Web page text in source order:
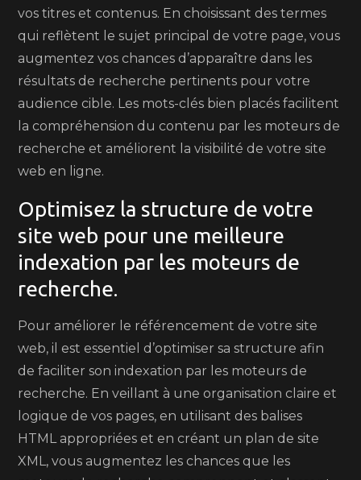
vos titres et contenus. En choisissant des termes
qui reflètent le sujet principal de votre page, vous
augmentez vos chances d’apparaître dans les
résultats de recherche pertinents pour votre
audience cible. Les mots-clés bien placés facilitent
la compréhension du contenu par les moteurs de
recherche et améliorent la visibilité de votre site
web en ligne.
Optimisez la structure de votre
site web pour une meilleure
indexation par les moteurs de
recherche.
Pour améliorer le référencement de votre site
web, il est essentiel d’optimiser sa structure afin
de faciliter son indexation par les moteurs de
recherche. En veillant à une organisation claire et
logique de vos pages, en utilisant des balises
HTML appropriées et en créant un plan de site
XML, vous augmentez les chances que les